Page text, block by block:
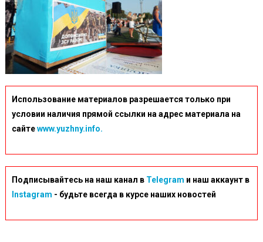
Использование материалов разрешается только при
условии наличия прямой ссылки на адрес материала на
сайтеwww.yuzhny.info.
Подписывайтесь на наш канал в Telegram и наш аккаунт в
Instagram - будьте всегда в курсе наших новостей